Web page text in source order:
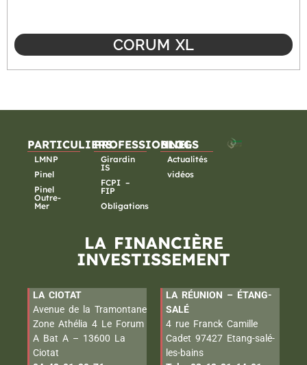
CORUM XL
PARTICULIERS
LMNP
Pinel
Pinel
Outre-
Mer
PROFESSIONNELS
Girardin
IS
FCPI –
FIP
Obligations
BLOG
Actualités
vidéos
LA FINANCIÈRE
INVESTISSEMENT
LA CIOTAT
Avenue de la Tramontane
Zone Athélia 4 Le Forum
A Bat A – 13600 La
Ciotat
LA RÉUNION – ÉTANG-
SALÉ
4 rue Franck Camille
Cadet 97427 Etang-salé-
les-bains